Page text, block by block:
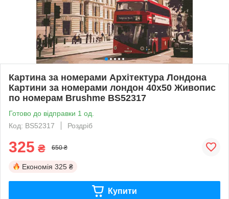
Картина за номерами Архітектура Лондона
Картини за номерами лондон 40х50 Живопис
по номерам Brushme BS52317
Готово до відправки 1 од.
Код: BS52317
Роздріб
325 ₴ 650 ₴
Економія 325 ₴
Купити